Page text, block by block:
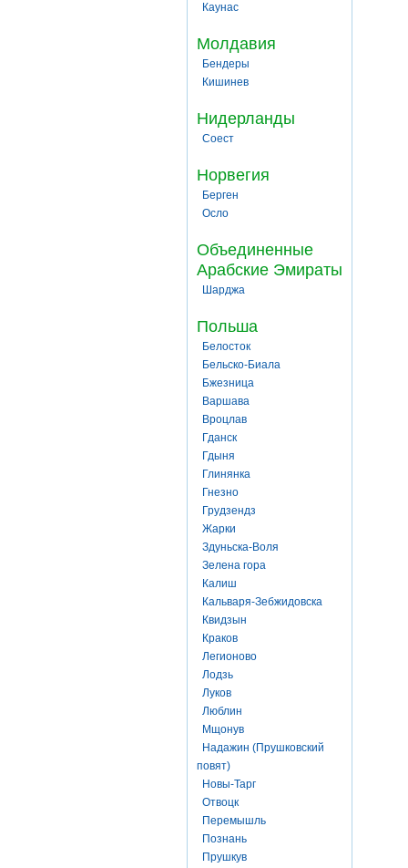
Каунас
Молдавия
Бендеры
Кишинев
Нидерланды
Соест
Норвегия
Берген
Осло
Объединенные
Арабские Эмираты
Шарджа
Польша
Белосток
Бельско-Биала
Бжезница
Варшава
Вроцлав
Гданск
Гдыня
Глинянка
Гнезно
Грудзендз
Жарки
Здуньска-Воля
Зелена гора
Калиш
Кальваря-Зебжидовска
Квидзын
Краков
Легионово
Лодзь
Луков
Люблин
Мщонув
Надажин (Прушковский
повят)
Новы-Тарг
Отвоцк
Перемышль
Познань
Прушкув